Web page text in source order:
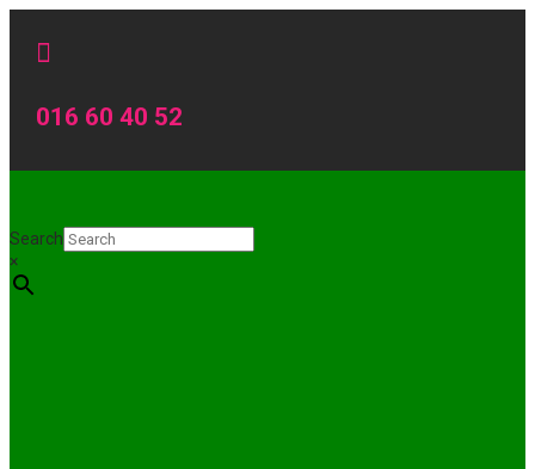

016 60 40 52
Search
×